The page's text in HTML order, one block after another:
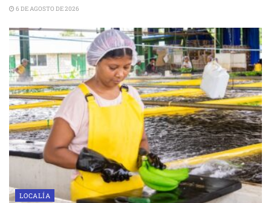
6 DE AGOSTO DE 2026
LOCALÍA